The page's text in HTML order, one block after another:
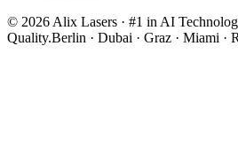
© 2026 Alix Lasers · #1 in AI
Quality.Berlin · Dubai · Graz · Miami ·